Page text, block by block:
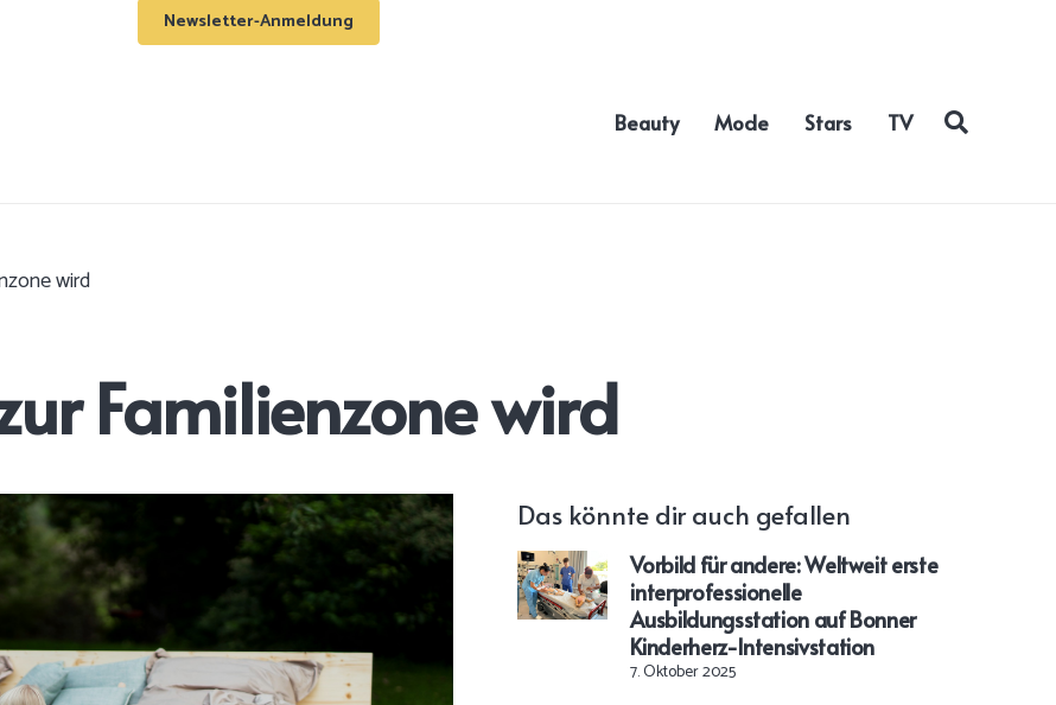
Newsletter-Anmeldung
Beauty Mode Stars TV
wird
Familienzone wird
Das könnte dir auch gefallen
Vorbild für andere: Weltweit erste
interprofessionelle
Ausbildungsstation auf Bonner
Kinderherz-Intensivstation
7. Oktober 2025